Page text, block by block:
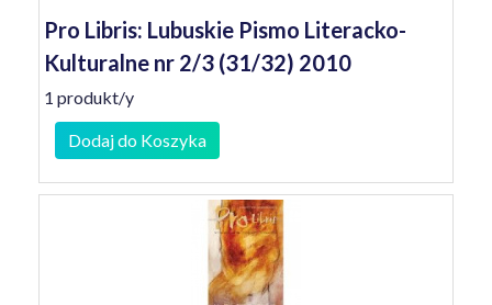
Pro Libris: Lubuskie Pismo Literacko-
Kulturalne nr 2/3 (31/32) 2010
1 produkt/y
Dodaj do Koszyka